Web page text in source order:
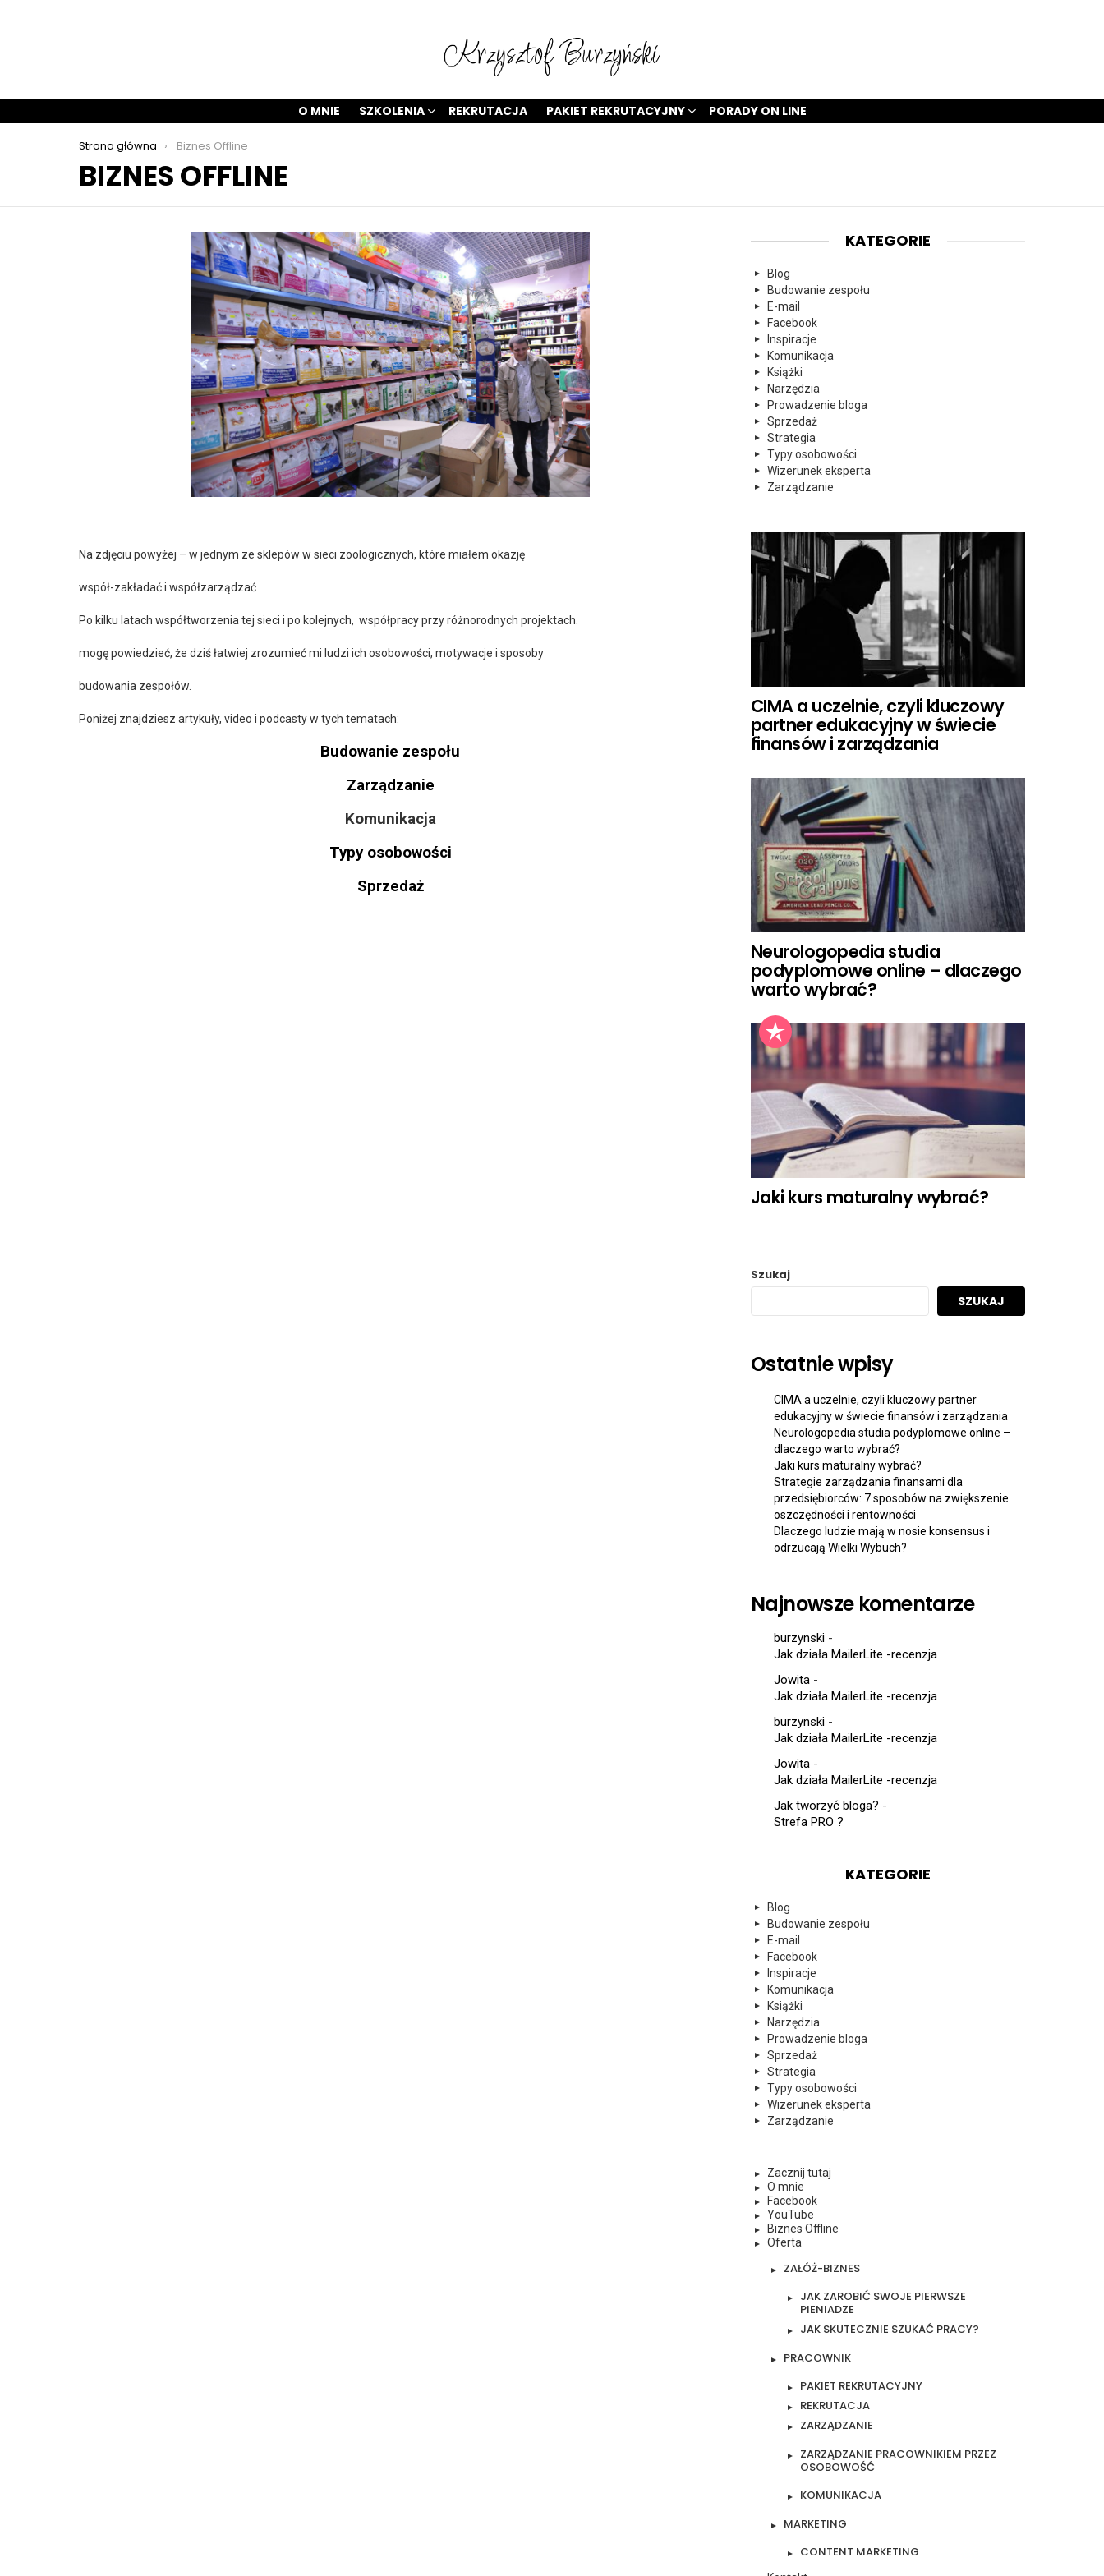
O MNIE SZKOLENIA REKRUTACJA PAKIET REKRUTACYJNY PORADY ON LINE
Jesteś tutaj:
Strona główna Biznes Offline
BIZNES OFFLINE
Na zdjęciu powyżej – w jednym ze sklepów w sieci zoologicznych, które miałem okazję
współ-zakładać i współzarządzać
Po kilku latach współtworzenia tej sieci i po kolejnych, współpracy przy różnorodnych projektach.
mogę powiedzieć, że dziś łatwiej zrozumieć mi ludzi ich osobowości, motywacje i sposoby
budowania zespołów.
Poniżej znajdziesz artykuły, video i podcasty w tych tematach:
Budowanie zespołu
Zarządzanie
Komunikacja
Typy osobowości
Sprzedaż
KATEGORIE
Blog
Budowanie zespołu
E-mail
Facebook
Inspiracje
Komunikacja
Książki
Narzędzia
Prowadzenie bloga
Sprzedaż
Strategia
Typy osobowości
Wizerunek eksperta
Zarządzanie
CIMA a uczelnie, czyli kluczowy
partner edukacyjny w świecie
finansów i zarządzania
Neurologopedia studia
podyplomowe online – dlaczego
warto wybrać?
Jaki kurs maturalny wybrać?
Szukaj
SZUKAJ
Ostatnie wpisy
CIMA a uczelnie, czyli kluczowy partner
edukacyjny w świecie finansów i zarządzania
Neurologopedia studia podyplomowe online –
dlaczego warto wybrać?
Jaki kurs maturalny wybrać?
Strategie zarządzania finansami dla
przedsiębiorców: 7 sposobów na zwiększenie
oszczędności i rentowności
Dlaczego ludzie mają w nosie konsensus i
odrzucają Wielki Wybuch?
Najnowsze komentarze
burzynski -
Jak działa MailerLite -recenzja
Jowita -
Jak działa MailerLite -recenzja
burzynski -
Jak działa MailerLite -recenzja
Jowita -
Jak działa MailerLite -recenzja
Jak tworzyć bloga? -
Strefa PRO ?
KATEGORIE
Blog
Budowanie zespołu
E-mail
Facebook
Inspiracje
Komunikacja
Książki
Narzędzia
Prowadzenie bloga
Sprzedaż
Strategia
Typy osobowości
Wizerunek eksperta
Zarządzanie
Zacznij tutaj
O mnie
Facebook
YouTube
Biznes Offline
Oferta
ZAŁÓŻ-BIZNES
JAK ZAROBIĆ SWOJE PIERWSZE
PIENIADZE
JAK SKUTECZNIE SZUKAĆ PRACY?
PRACOWNIK
PAKIET REKRUTACYJNY
REKRUTACJA
ZARZĄDZANIE
ZARZĄDZANIE PRACOWNIKIEM PRZEZ
OSOBOWOŚĆ
KOMUNIKACJA
MARKETING
CONTENT MARKETING